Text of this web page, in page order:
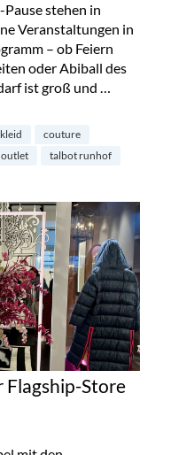
stehen in
Veranstaltungen in
– ob Feiern
oder Abiball des
ist groß und …
couture
outlet talbot runhof
Flagship-Store